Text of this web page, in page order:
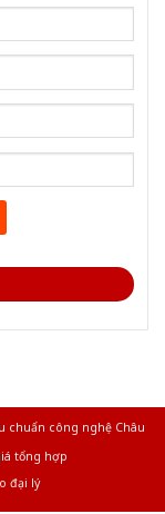
công nghệ Châu
tổng hợp
đại lý